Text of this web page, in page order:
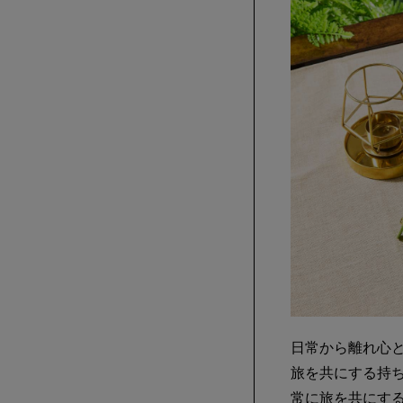
日常から離れ心
旅を共にする持
常に旅を共にす